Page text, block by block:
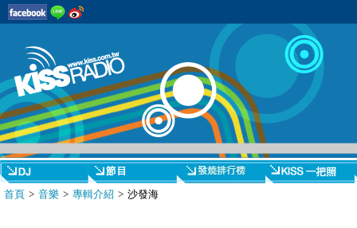
首頁 > 音樂 > 專輯介紹 > 沙發海